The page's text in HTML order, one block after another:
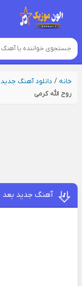
خانه/ دانلود آهنگ جدید
روح الله کرمی
آهنگ جدید بعد